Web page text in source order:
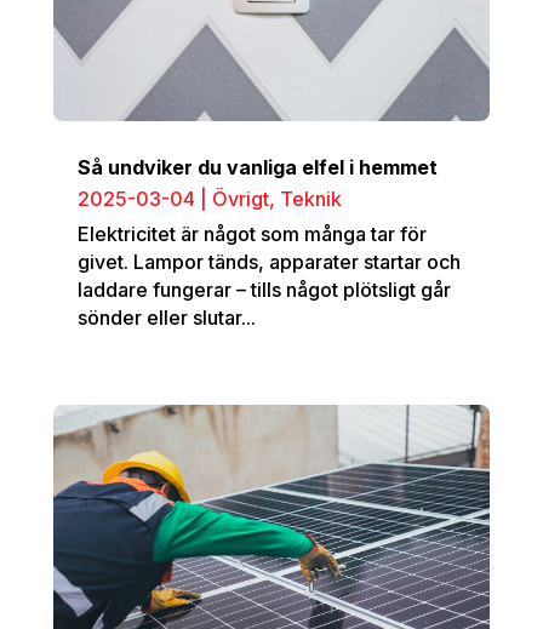
Så undviker du vanliga elfel i hemmet
2025-03-04
Övrigt, Teknik
Elektricitet är något som många tar för
givet. Lampor tänds, apparater startar och
laddare fungerar – tills något plötsligt går
sönder eller slutar...